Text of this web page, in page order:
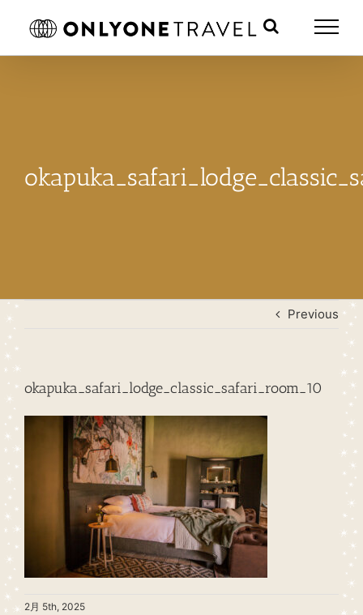
Previous
okapuka_safari_lodge_classic_safari_room_10
2月 5th, 2025